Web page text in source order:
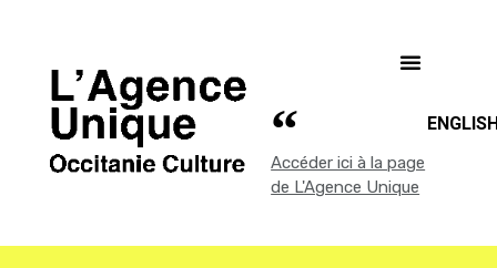
Accéder ici à la page
de L'Agence Unique